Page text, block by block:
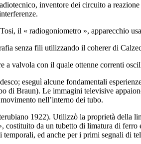
inventore dei circuito a
il « radiogoniometro », apparecchio
senza fili utilizzando il coherer di
valvola con il quale ottenne correnti
eseguì alcune fondamentali
di Braun). Le immagini televisive
nell’interno dei tubo.
1922). Utilizzò la proprietà della
da un tubetto di limatura di
ed anche per i primi segnali di